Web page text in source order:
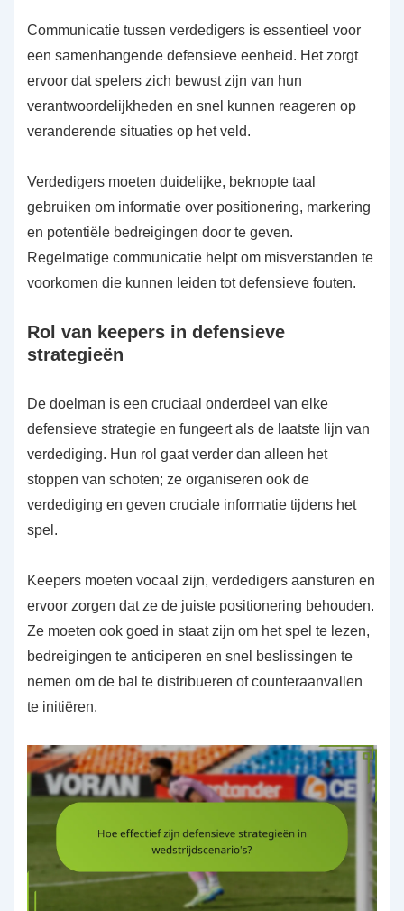
Communicatie tussen verdedigers is essentieel voor
een samenhangende defensieve eenheid. Het zorgt
ervoor dat spelers zich bewust zijn van hun
verantwoordelijkheden en snel kunnen reageren op
veranderende situaties op het veld.
Verdedigers moeten duidelijke, beknopte taal
gebruiken om informatie over positionering, markering
en potentiële bedreigingen door te geven.
Regelmatige communicatie helpt om misverstanden te
voorkomen die kunnen leiden tot defensieve fouten.
Rol van keepers in defensieve
strategieën
De doelman is een cruciaal onderdeel van elke
defensieve strategie en fungeert als de laatste lijn van
verdediging. Hun rol gaat verder dan alleen het
stoppen van schoten; ze organiseren ook de
verdediging en geven cruciale informatie tijdens het
spel.
Keepers moeten vocaal zijn, verdedigers aansturen en
ervoor zorgen dat ze de juiste positionering behouden.
Ze moeten ook goed in staat zijn om het spel te lezen,
bedreigingen te anticiperen en snel beslissingen te
nemen om de bal te distribueren of counteraanvallen
te initiëren.